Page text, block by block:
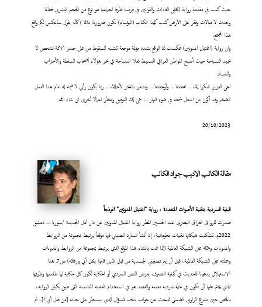
حيث كتب في مقدمة رواية (تخلق العادات والقوانين في فرنسا ظرفا اجتماعيا هو نوع من الجحيم البشري فطالما
وجدت لا مبالات وفقر على الأرض كتب كهذا الكتاب (البؤساء) تكون ضرورية دائما ) كأنه يقول سأعكس لكم واقع
هذا المجتمع.
وان رواية (اغتيال المدونين) عكست لنا الواقع بشدة مؤلمة موجعة تشبه السقوط من على جسر الائمة لشخص لا
يجيد السباحة حيث أصبح المواطن العراقي البسيط فعلا السباحة في بحر هؤلاء أصحاب السلطة والأحزاب
والفساد.
اخي العزيز شكرا لك ... امتعتنا ... وأوجعتنا ... ونشعر بالفخر لأجلك ... ربما يكون رأيي لا قيمة له امام هذا العمل
الضخم وقد أكون بمن اشعل شمعة في ضوء النهار ... نتمى لك التوفيق وننتظر اعمالا أخرى ان شاء الله.
20/10/2023
مقالة الكاتب الاديب جواد الكاتب
البنية السردية بتقنية الأصوات المتعددة ، رواية "اغتيال المدونين" انموذجاً
صدرت للروائي العراقي البصري عبد الحسين المطر رواية اغتيال المدونين عن دار أمل الجديدة /سوريا – دمشق
2022م. تشكلت هيكلتها تقنيات معلوماتية، إذ أنشأ السارد الضمني فيها موقعاً يرتبط بمجموعة من الروابط
والمدونات وحمّله على الشبكة العالمية (لذا قمت بانشاء هذا الموقع الذي يرتبط بمجموعة من الروابط والمدونات
وحملته على الشبكة العالمية، قبل أن يتم تصفيتي الجسدية من قبل الذين قاموا بقتل أبي ورفاقه) ص7. هذا
الاستهلال يدعونا للحديث في كيفية التصرف بعرض النص السردي أو الحكاية لكون كل حكاية لها طقسها وظرفها
الذي يحتم عليها أن تكون في حلّة سردية معينة والقصد هو في استخدام التقنية المناسبة التي تليق بكيان الرواية،
بالخص حين يشرع الراوي الضمني للبحث عن جواب شاف للسؤال الذي يسيطر على حياته [من قتل أبي؟].. ثم